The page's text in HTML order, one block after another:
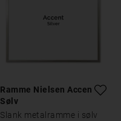
Ramme Nielsen Accent
Sølv
Slank metalramme i sølv